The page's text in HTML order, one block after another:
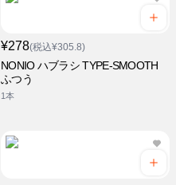
¥278(税込¥305.8)
NONIO ハブラシ TYPE-SMOOTH
ふつう
1本